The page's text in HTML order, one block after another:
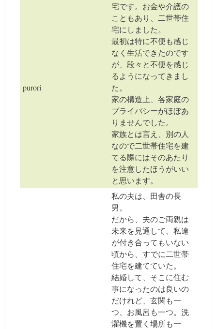
purori
宅です。お金や介護の
こともあり、二世帯住
宅にしました。
最初は特に不便も感じ
なく生活できたのです
が、段々と不便を感じ
るようになってきまし
た。
家の構造上、各家庭の
プライバシーがほぼあ
りませんでした。
家族とは言え、別の人
なので二世帯住宅を建
てる際にはそのあたり
を注意したほうがいい
と思います。
私の夫は、田舎の長
男。
だから、夫のご両親は
未来を見通して、私達
が付き合ってもいない
頃から、すでに二世帯
住宅を建てていた。
結婚して、そこに住む
事になったのは良いの
だけれど、玄関も一
つ、お風呂も一つ。洗
濯機を置く場所も一